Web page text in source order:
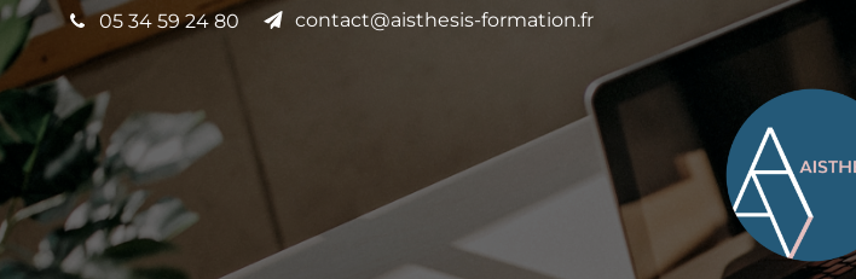
05 34 59 24 80 contact@aisthesis-formation.fr